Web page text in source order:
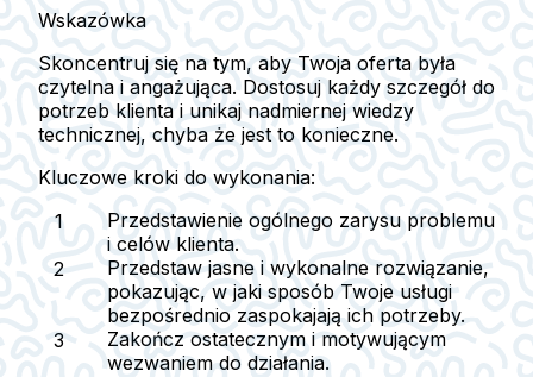
Wskazówka
Skoncentruj się na tym, aby Twoja oferta była
czytelna i angażująca. Dostosuj każdy szczegół do
potrzeb klienta i unikaj nadmiernej wiedzy
technicznej, chyba że jest to konieczne.
Kluczowe kroki do wykonania:
Przedstawienie ogólnego zarysu problemu
i celów klienta.
Przedstaw jasne i wykonalne rozwiązanie,
pokazując, w jaki sposób Twoje usługi
bezpośrednio zaspokajają ich potrzeby.
Zakończ ostatecznym i motywującym
wezwaniem do działania.